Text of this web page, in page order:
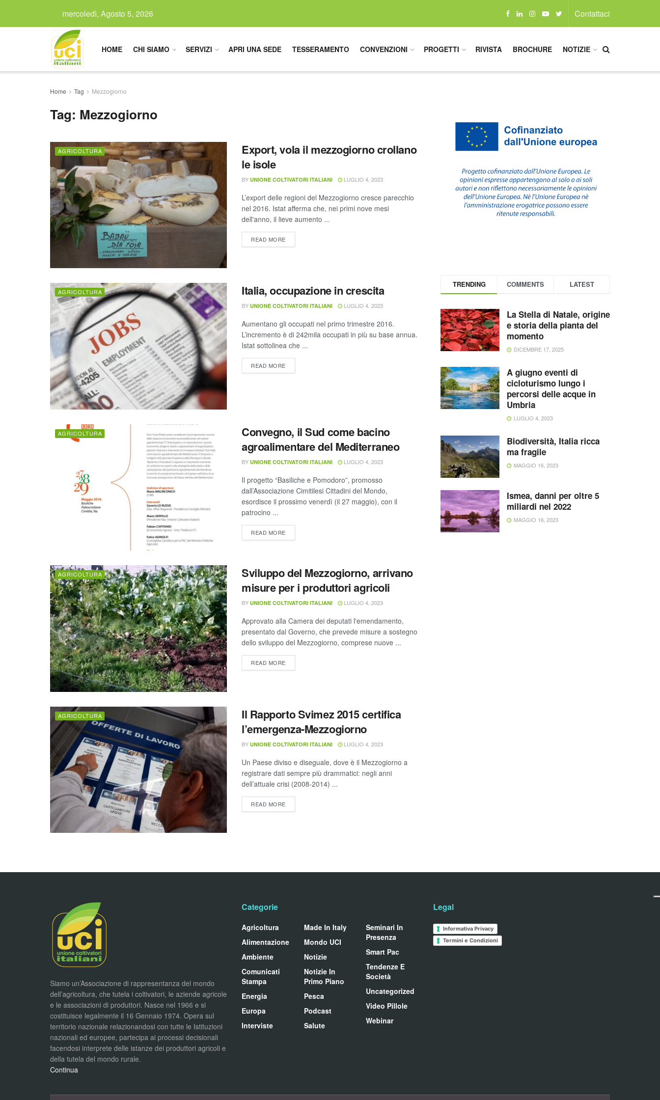
mercoledì, Agosto 5, 2026 Contattaci
HOME CHI SIAMO SERVIZI APRI UNA SEDE TESSERAMENTO CONVENZIONI PROGETTI RIVISTA BROCHURE NOTIZIE
Home Tag Mezzogiorno
Tag: Mezzogiorno
AGRICOLTURA
Export, vola il mezzogiorno crollano
le isole
BY UNIONE COLTIVATORI ITALIANI LUGLIO 4, 2023
L’export delle regioni del Mezzogiorno cresce parecchio
nel 2016. Istat afferma che, nei primi nove mesi
dell'anno, il lieve aumento ...
READ MORE
AGRICOLTURA Italia, occupazione in crescita
BY UNIONE COLTIVATORI ITALIANI LUGLIO 4, 2023
Aumentano gli occupati nel primo trimestre 2016.
L’incremento è di 242mila occupati in più su base annua.
Istat sottolinea che ...
READ MORE
AGRICOLTURA
Convegno, il Sud come bacino
agroalimentare del Mediterraneo
BY UNIONE COLTIVATORI ITALIANI LUGLIO 4, 2023
Il progetto “Basiliche e Pomodoro”, promosso
dall’Associazione Cimitilesi Cittadini del Mondo,
esordisce il prossimo venerdì (il 27 maggio), con il
patrocino ...
READ MORE
AGRICOLTURA
Sviluppo del Mezzogiorno, arrivano
misure per i produttori agricoli
BY UNIONE COLTIVATORI ITALIANI LUGLIO 4, 2023
Approvato alla Camera dei deputati l'emendamento,
presentato dal Governo, che prevede misure a sostegno
dello sviluppo del Mezzogiorno, comprese nuove ...
READ MORE
AGRICOLTURA
Il Rapporto Svimez 2015 certifica
l’emergenza-Mezzogiorno
BY UNIONE COLTIVATORI ITALIANI LUGLIO 4, 2023
Un Paese diviso e diseguale, dove è il Mezzogiorno a
registrare dati sempre più drammatici: negli anni
dell’attuale crisi (2008-2014) ...
READ MORE
TRENDING COMMENTS LATEST
La Stella di Natale, origine
e storia della pianta del
momento
DICEMBRE 17, 2025
A giugno eventi di
cicloturismo lungo i
percorsi delle acque in
Umbria
LUGLIO 4, 2023
Biodiversità, Italia ricca
ma fragile
MAGGIO 16, 2023
Ismea, danni per oltre 5
miliardi nel 2022
MAGGIO 16, 2023
Siamo un’Associazione di rappresentanza del mondo
dell’agricoltura, che tutela i coltivatori, le aziende agricole
e le associazioni di produttori. Nasce nel 1966 e si
costituisce legalmente il 16 Gennaio 1974. Opera sul
territorio nazionale relazionandosi con tutte le Istituzioni
nazionali ed europee, partecipa ai processi decisionali
facendosi interprete delle istanze dei produttori agricoli e
della tutela del mondo rurale.
Continua
Categorie
Agricoltura
Alimentazione
Ambiente
Comunicati
Stampa
Energia
Europa
Interviste
Made In Italy
Mondo UCI
Notizie
Notizie In
Primo Piano
Pesca
Podcast
Salute
Seminari In
Presenza
Smart Pac
Tendenze E
Società
Uncategorized
Video Pillole
Webinar
Legal
Informativa Privacy
Termini e Condizioni